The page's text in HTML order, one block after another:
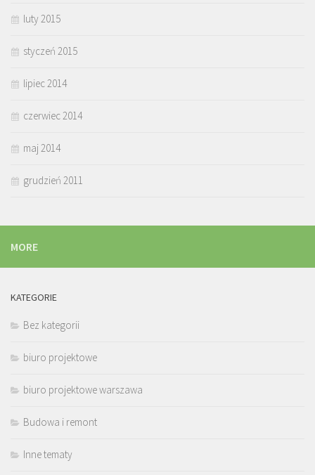
luty 2015
styczeń 2015
lipiec 2014
czerwiec 2014
maj 2014
grudzień 2011
MORE
KATEGORIE
Bez kategorii
biuro projektowe
biuro projektowe warszawa
Budowa i remont
Inne tematy